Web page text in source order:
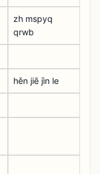
zh mspyq
qrwb
hěn jiē jìn le